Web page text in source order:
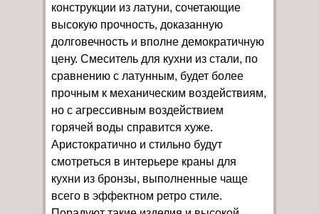
конструкции из латуни, сочетающие
высокую прочность, доказанную
долговечность и вполне демократичную
цену. Смеситель для кухни из стали, по
сравнению с латунным, будет более
прочным к механическим воздействиям,
но с агрессивным воздействием
горячей воды справится хуже.
Аристократично и стильно будут
смотреться в интерьере краны для
кухни из бронзы, выполненные чаще
всего в эффектном ретро стиле.